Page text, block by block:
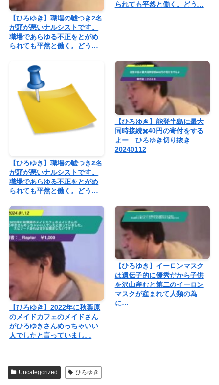
【ひろゆき】職場の嘘つき2名
が頭が悪いナルシストです。
職場であらゆる不正をとがめ
られても平然と働く。どう…
られても平然と働く。どう…
【ひろゆき】職場の嘘つき2名
が頭が悪いナルシストです。
職場であらゆる不正をとがめ
られても平然と働く。どう…
【ひろゆき】能登半島に最大
同時接続✖️40円の寄付をする
よー ひろゆき切り抜き
20240112
【ひろゆき】2022年に秋葉原
のメイドカフェのメイドさん
がひろゆきさんめっちゃいい
人でしたと言っていまし…
【ひろゆき】イーロンマスク
は遺伝子的に優秀だから子供
を沢山産むと第二のイーロン
マスクが産まれて人類の為
に…
Uncategorized ひろゆき